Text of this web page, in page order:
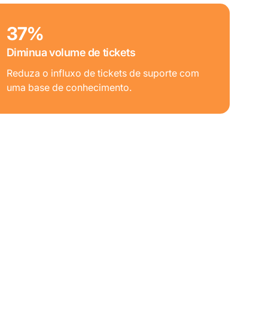
37%
Diminua volume de tickets
Reduza o influxo de tickets de suporte com
uma base de conhecimento.